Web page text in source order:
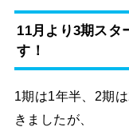
11月より3期スタ
す！
1期は1年半、2期
きましたが、